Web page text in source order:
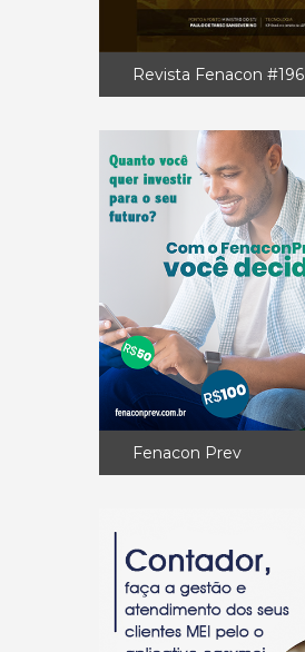
Revista Fenacon #196
Fenacon Prev